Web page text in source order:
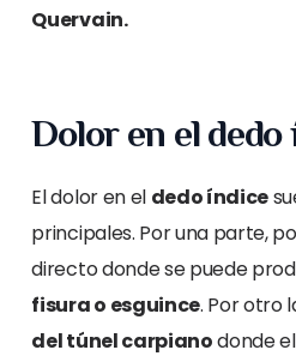
Quervain.
Dolor en el dedo
El dolor en el dedo índice
principales. Por una parte,
directo donde se puede
fisura o esguince. Por otro
del túnel carpianodonde